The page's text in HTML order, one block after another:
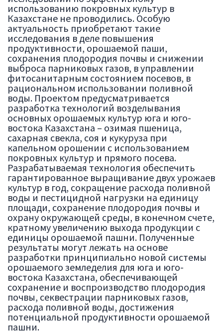
использованию покровных культур в
Казахстане не проводились. Особую
актуальность приобретают такие
исследования в деле повышения
продуктивности, орошаемой паши,
сохранения плодородия почвы и снижении
выброса парниковых газов, в управлении
фитосанитарным состоянием посевов, в
рациональном использовании поливной
воды. Проектом предусматривается
разработка технологий возделывания
основных орошаемых культур юга и юго-
востока Казахстана – озимая пшеница,
сахарная свекла, соя и кукуруза при
капельном орошении с использованием
покровных культур и прямого посева.
Разрабатываемая технология обеспечить
гарантированное выращивание двух урожаев
культур в год, сокращение расхода поливной
воды и пестицидной нагрузки на единицу
площади, сохранение плодородия почвы и
охрану окружающей среды, в конечном счете,
кратному увеличению выхода продукции с
единицы орошаемой пашни. Полученные
результаты могут лежать на основе
разработки принципиально новой системы
орошаемого земледелия для юга и юго-
востока Казахстана, обеспечивающей
сохранение и воспроизводство плодородия
почвы, секвестрации парниковых газов,
расхода поливной воды, достижения
потенциальной продуктивности орошаемой
пашни.